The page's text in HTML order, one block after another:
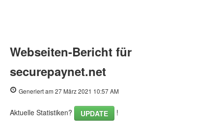
Webseiten-Bericht für
securepaynet.net
Generiert am 27 März 2021 10:57 AM
Aktuelle Statistiken? UPDATE !